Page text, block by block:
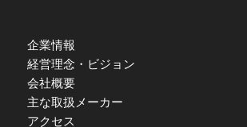
企業情報
経営理念・ビジョン
会社概要
主な取扱メーカー
アクセス